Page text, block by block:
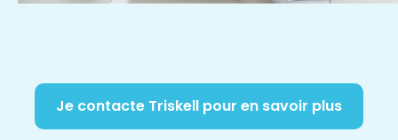
Je contacte Triskell pour en savoir plus